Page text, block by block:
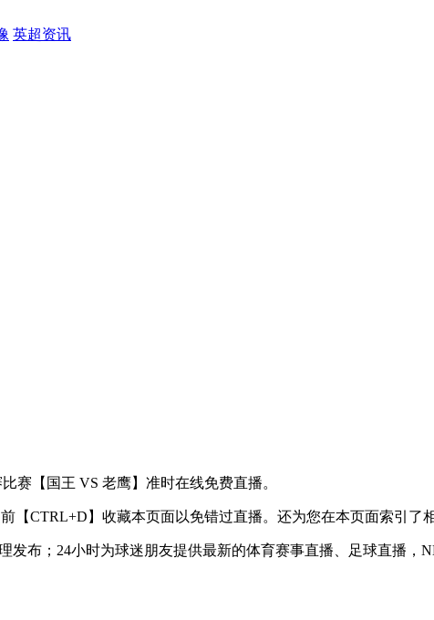
英超资讯
赛【国王 VS 老鹰】准时在线免费直播。
CTRL+D】收藏本页面以免错过直播。还为您在本页面索引了
布；24小时为球迷朋友提供最新的体育赛事直播、足球直播，